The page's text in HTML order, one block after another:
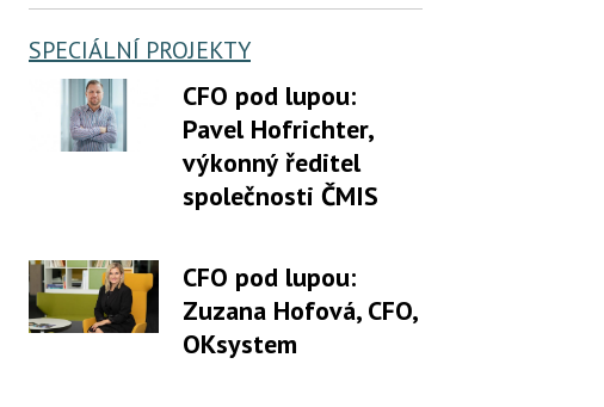
SPECIÁLNÍ PROJEKTY
CFO pod lupou:
Pavel Hofrichter,
výkonný ředitel
společnosti ČMIS
CFO pod lupou:
Zuzana Hofová, CFO,
OKsystem